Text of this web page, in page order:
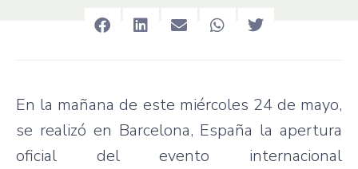
En la mañana de este miércoles 24 de mayo,
se realizó en Barcelona, España la apertura
oficial del evento internacional